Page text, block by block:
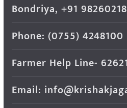
Bondriya, +91
Phone: (0755) 4248100
Farmer Help Line-
Email: